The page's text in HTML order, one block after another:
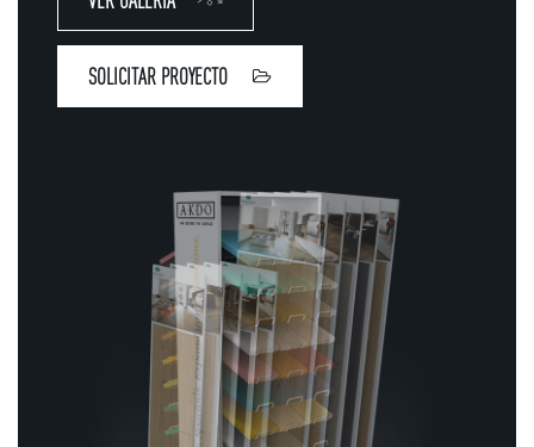
SOLICITAR PROYECTO